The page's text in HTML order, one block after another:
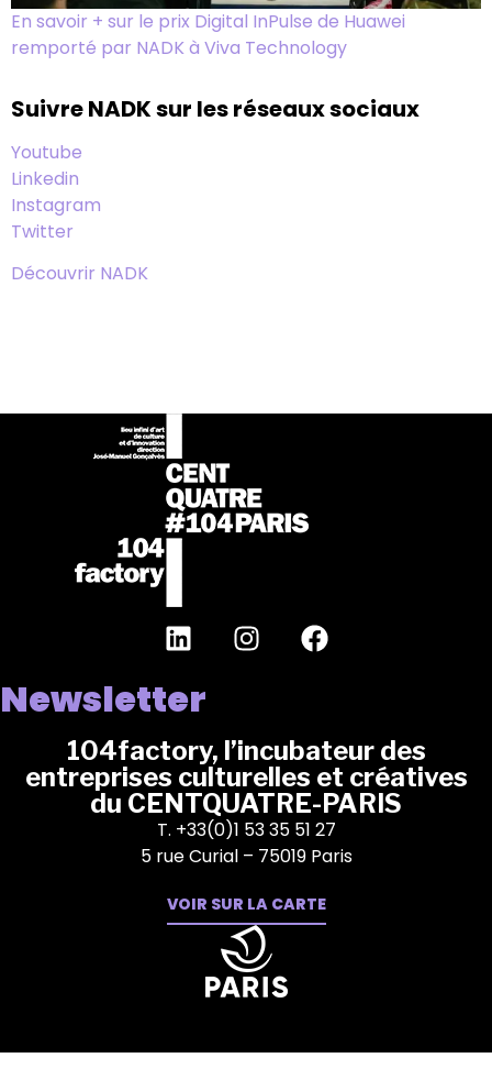
En savoir + sur le prix Digital InPulse de Huawei
remporté par NADK à Viva Technology
Suivre NADK sur les réseaux sociaux
Youtube
Linkedin
Instagram
Twitter
Découvrir NADK
Newsletter
104factory, l’incubateur des
entreprises culturelles et créatives
du CENTQUATRE-PARIS
T. +33(0)1 53 35 51 27
5 rue Curial – 75019 Paris
VOIR SUR LA CARTE